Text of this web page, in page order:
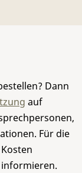
Dann
auf
Für die